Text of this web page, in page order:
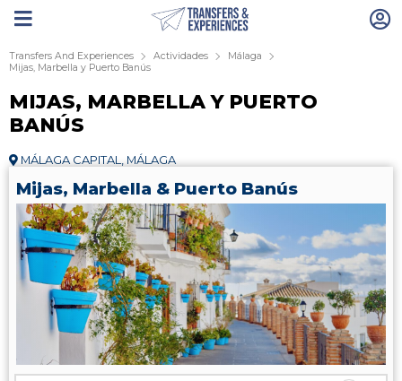
Transfers And Experiences Actividades
Málaga
Mijas, Marbella y Puerto Banús
MIJAS, MARBELLA Y PUERTO
BANÚS
MÁLAGA CAPITAL, MÁLAGA
Mijas, Marbella & Puerto Banús